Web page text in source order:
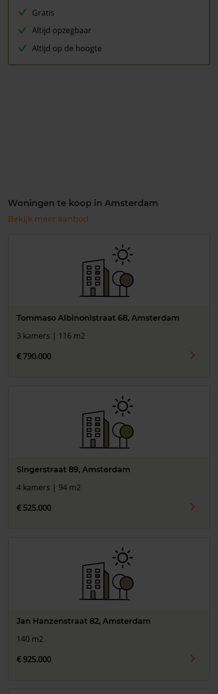
Gratis
Altijd opzegbaar
Altijd op de hoogte
Woningen te koop in Amsterdam
Bekijk meer aanbod
Tommaso Albinonistraat 68, Amsterdam
3 kamers | 116 m2
€ 790.000
Singerstraat 89, Amsterdam
4 kamers | 94 m2
€ 525.000
Jan Hanzenstraat 82, Amsterdam
140 m2
€ 925.000